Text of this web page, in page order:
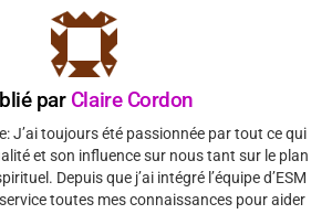
par Claire Cordon
J’ai toujours été passionnée par tout ce qui
et son influence sur nous tant sur le plan
Depuis que j’ai intégré l’équipe d’ESM
toutes mes connaissances pour aider